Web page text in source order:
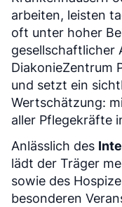
arbeiten, leisten
oft unter hoher
gesellschaftlicher
DiakonieZentrum
und setzt ein
Wertschätzung:
aller Pflegekräfte
Anlässlich des
lädt der Träger
sowie des
besonderen